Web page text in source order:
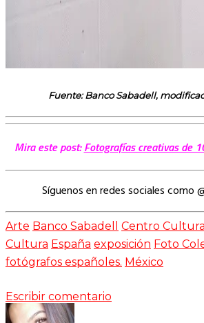
Fuente: Banco Sabadell,
Mira este post:Fotografías creativas de
Síguenos en redes sociales como
Arte Banco Sabadell
Centro
Cultura España exposición Foto
fotógrafos españoles. México
Escribir comentario